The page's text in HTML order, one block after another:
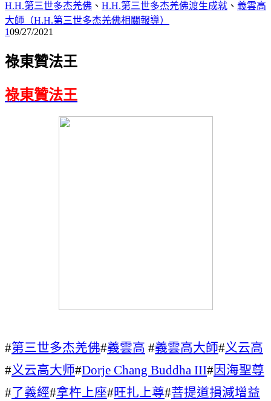
H.H.第三世多杰羌佛 、 H.H.第三世多杰羌佛渡生成就 、 義雲高
大師（H.H.第三世多杰羌佛相關報導）
109/27/2021
祿東贊法王
祿東贊法王
#第三世多杰羌佛#義雲高 #義雲高大師#义云高
#义云高大师#Dorje Chang Buddha III#因海聖尊
#了義經#拿杵上座#旺扎上尊#菩提道損減增益